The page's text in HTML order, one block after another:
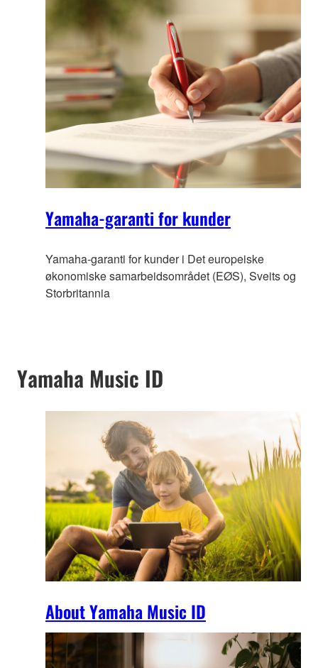
Yamaha-garanti for kunder
Yamaha-garanti for kunder i Det europeiske
økonomiske samarbeidsområdet (EØS), Sveits og
Storbritannia
Yamaha Music ID
About Yamaha Music ID